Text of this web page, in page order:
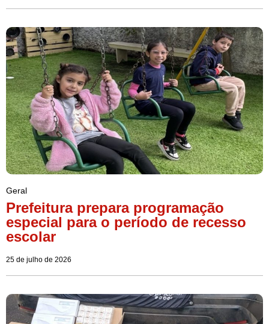
Geral
Prefeitura prepara programação
especial para o período de recesso
escolar
25 de julho de 2026